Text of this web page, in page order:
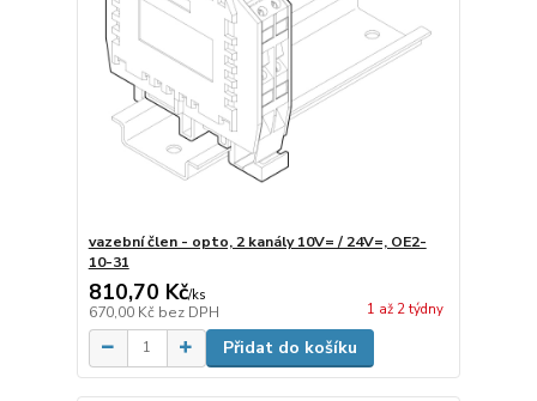
vazební člen - opto, 2 kanály 10V= / 24V=, OE2-
10-31
810,70 Kč/ks
670,00 Kč bez DPH 1 až 2 týdny
Přidat do košíku